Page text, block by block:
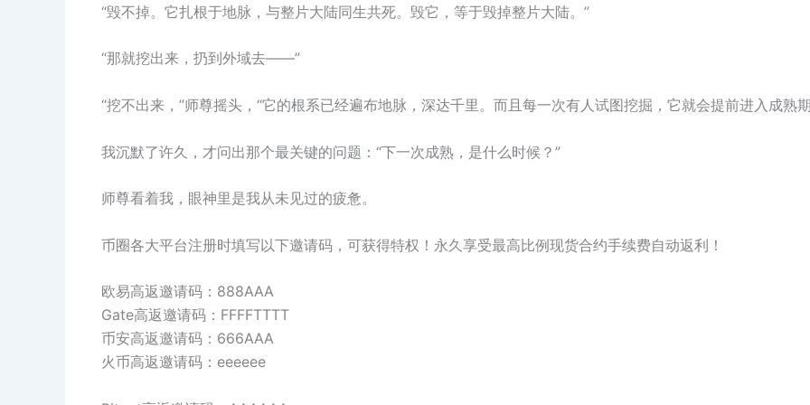
“毁不掉。它扎根于地脉，与整片大陆同生共死。毁它，等于毁掉整片大陆。”
“那就挖出来，扔到外域去——”
“挖不出来，”师尊摇头，“它的根系已经遍布地脉，深达千里。而且每一次有人试图挖掘，它就会提前进入成熟
我沉默了许久，才问出那个最关键的问题：“下一次成熟，是什么时候？”
师尊看着我，眼神里是我从未见过的疲惫。
币圈各大平台注册时填写以下邀请码，可获得特权！永久享受最高比例现货合约手续费自动返利！
欧易高返邀请码：888AAA
Gate高返邀请码：FFFFTTTT
币安高返邀请码：666AAA
火币高返邀请码：eeeeee